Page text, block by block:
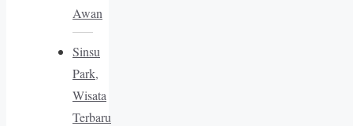
Awan
Sinsu
Park,
Wisata
Terbaru